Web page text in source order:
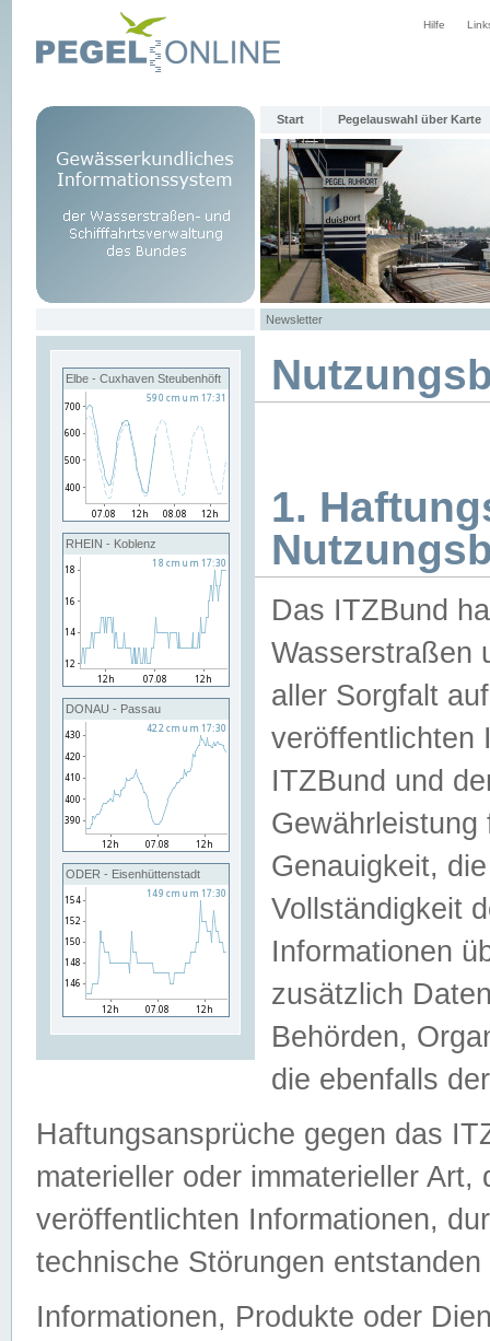
Hilfe
Start Pegelauswahl über Karte
Newsletter
Elbe - Cuxhaven Steubenhöft
RHEIN - Koblenz
DONAU - Passau
ODER - Eisenhüttenstadt
1.
Das ITZBund
Wasserstraßen
aller Sorgfalt
veröffentlichten
ITZBund und
Genauigkeit,
Vollständigkeit
Informationen
zusätzlich
Behörden,
die ebenfalls
Haftungsansprüche gegen das
materieller oder immaterieller
veröffentlichten Informationen,
technische Störungen
Informationen, Produkte oder